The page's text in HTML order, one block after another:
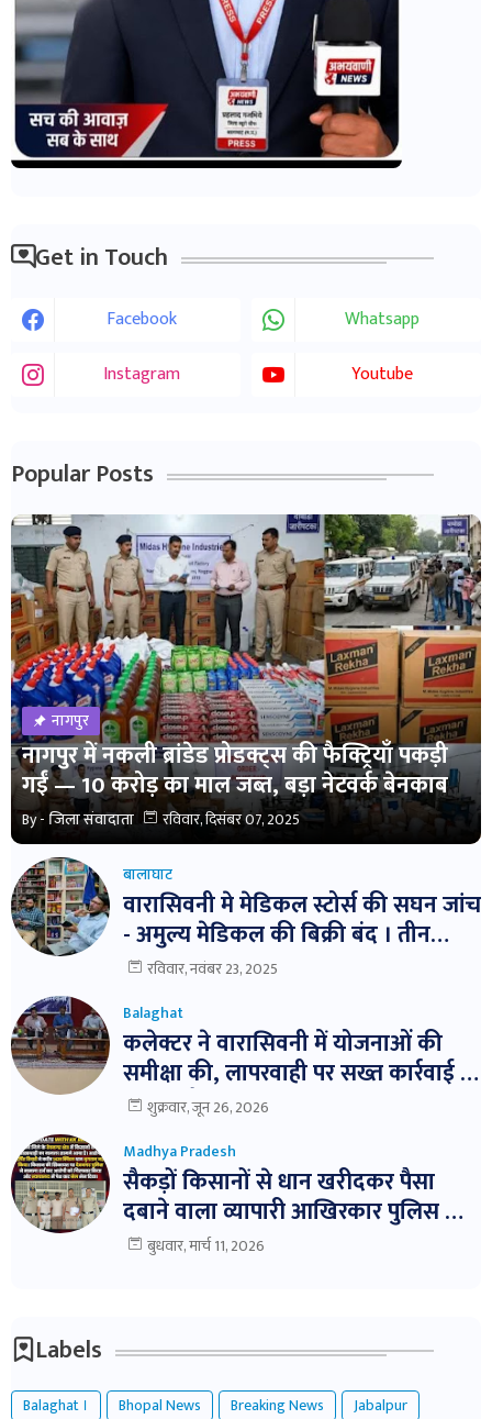
Get in Touch
Facebook
Whatsapp
Instagram
Youtube
Popular Posts
नागपुर
नागपुर में नकली ब्रांडेड प्रोडक्ट्स की फैक्ट्रियाँ पकड़ी
गईं — 10 करोड़ का माल जब्त, बड़ा नेटवर्क बेनकाब
By - जिला संवादाता रविवार, दिसंबर 07, 2025
बालाघाट
वारासिवनी मे मेडिकल स्टोर्स की सघन जांच
- अमुल्य मेडिकल की बिक्री बंद । तीन
दवाईयो के नमुने जांच हेतु भेजे ।
रविवार, नवंबर 23, 2025
Balaghat
कलेक्टर ने वारासिवनी में योजनाओं की
समीक्षा की, लापरवाही पर सख्त कार्रवाई के
निर्देश। बैठक में विभागवार समीक्षा,
कार्रवाई के निर्देश
शुक्रवार, जून 26, 2026
Madhya Pradesh
सैकड़ों किसानों से धान खरीदकर पैसा
दबाने वाला व्यापारी आखिरकार पुलिस के
शिकंजे में!
बुधवार, मार्च 11, 2026
Labels
Balaghat । Bhopal News Breaking News
Jabalpur